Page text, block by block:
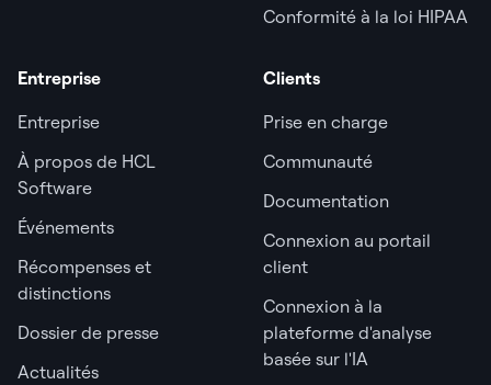
Conformité à la loi HIPAA
Entreprise
Entreprise
À propos de HCL
Software
Événements
Récompenses et
distinctions
Dossier de presse
Actualités
Clients
Prise en charge
Communauté
Documentation
Connexion au portail
client
Connexion à la
plateforme d'analyse
basée sur l'IA